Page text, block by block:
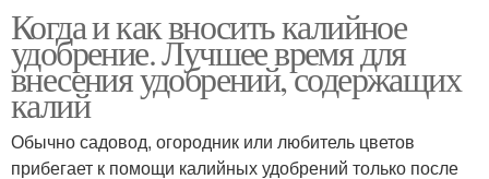
Когда и как вносить калийное
удобрение. Лучшее время для
внесения удобрений, содержащих
калий
Обычно садовод, огородник или любитель цветов
прибегает к помощи калийных удобрений только после